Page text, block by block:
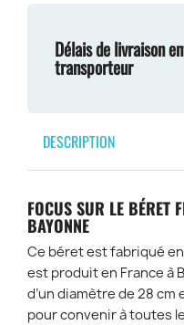
Délais de livraison
transporteur
DESCRIPTION
FOCUS SUR LE BÉRET
BAYONNE
Ce béret est fabriqué
est produit en France à
d’un diamètre de 28
pour convenir à toutes